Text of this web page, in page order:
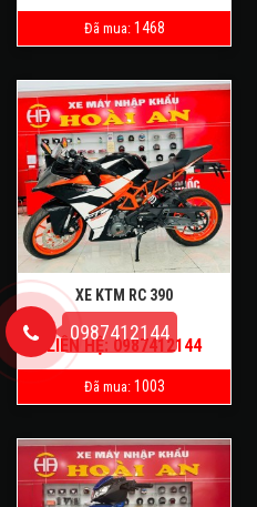
Đã mua: 1468
XE KTM RC 390
LIÊN HỆ: 0987412144
Đã mua: 1003
0987412144